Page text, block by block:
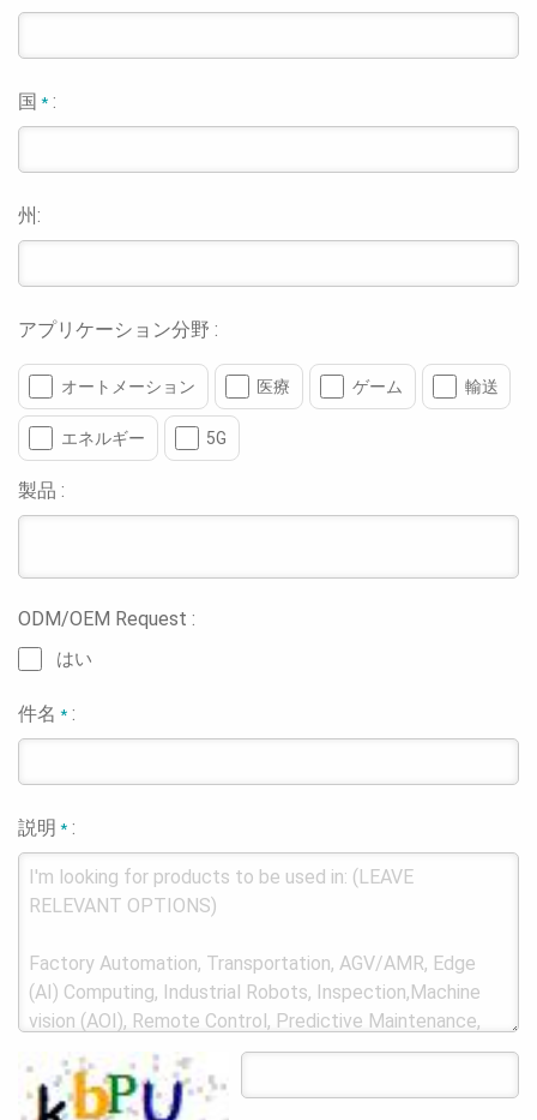
国* :
州:
アプリケーション分野 :
オートメーション 医療 ゲーム 輸送
エネルギー 5G
製品 :
ODM/OEM Request :
はい
件名* :
説明* :